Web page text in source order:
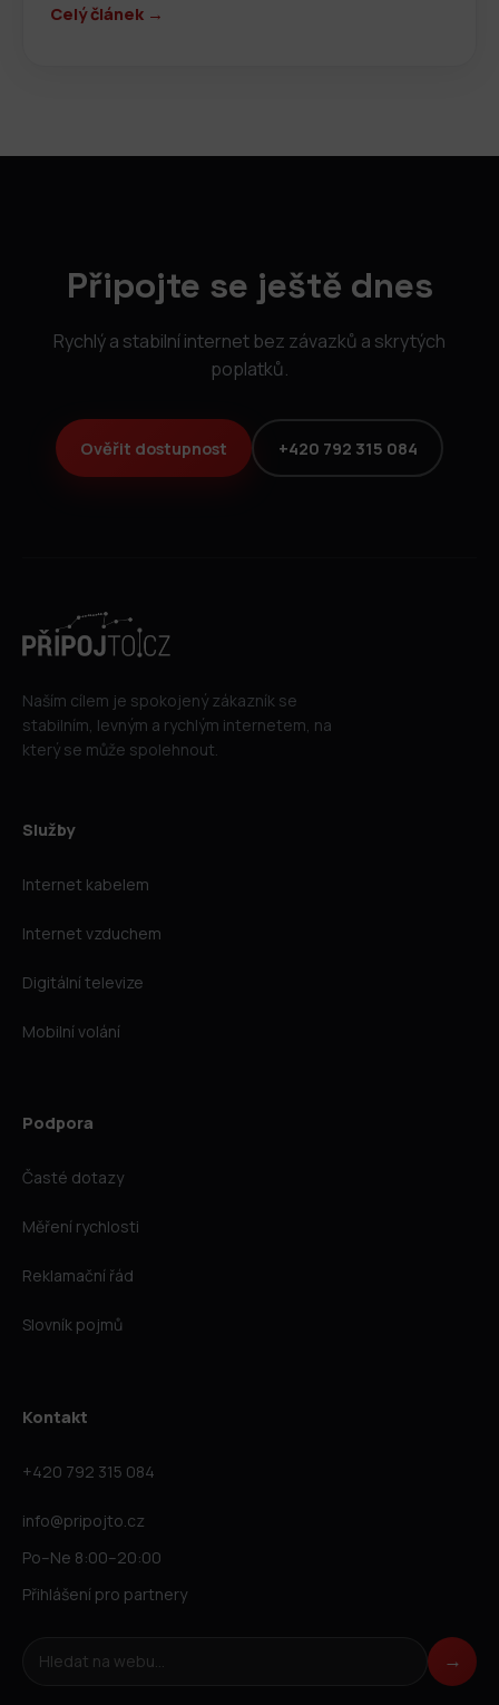
Celý článek →
Připojte se ještě dnes
Rychlý a stabilní internet bez závazků a skrytých
poplatků.
Ověřit dostupnost +420 792 315 084
Naším cílem je spokojený zákazník se
stabilním, levným a rychlým internetem, na
který se může spolehnout.
Služby
Internet kabelem
Internet vzduchem
Digitální televize
Mobilní volání
Podpora
Časté dotazy
Měření rychlosti
Reklamační řád
Slovník pojmů
Kontakt
+420 792 315 084
info@pripojto.cz
Po–Ne 8:00–20:00
Přihlášení pro partnery
Hledat na webu →